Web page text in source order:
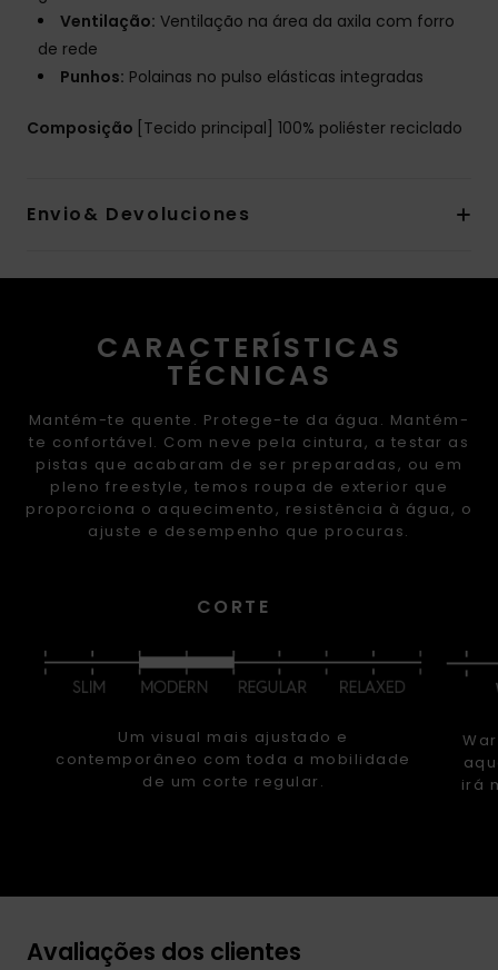
Ventilação: Ventilação na área da axila com forro
de rede
Punhos: Polainas no pulso elásticas integradas
Composição [Tecido principal] 100% poliéster reciclado
Envio& Devoluciones
CARACTERÍSTICAS
TÉCNICAS
Mantém-te quente. Protege-te da água. Mantém-
te confortável. Com neve pela cintura, a testar as
pistas que acabaram de ser preparadas, ou em
pleno freestyle, temos roupa de exterior que
proporciona o aquecimento, resistência à água, o
ajuste e desempenho que procuras.
CORTE
Um visual mais ajustado e
contemporâneo com toda a mobilidade
de um corte regular.
irá
Avaliações dos clientes